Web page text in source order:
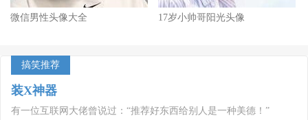
微信男性头像大全 17岁小帅哥阳光头像
搞笑推荐
装X神器
有一位互联网大佬曾说过：“推荐好东西给别人是一种美德！”